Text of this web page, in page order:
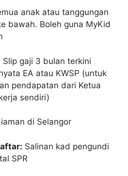
anak atau tanggungan
bawah. Boleh guna MyKid
Slip gaji 3 bulan terkini
EA atau KWSP (untuk
pendapatan dari Ketua
sendiri)
di Selangor
Salinan kad pengundi
SPR